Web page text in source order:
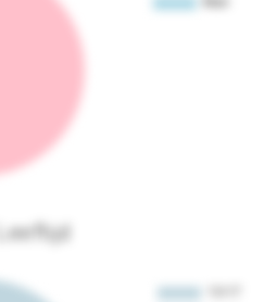
Leeftijd